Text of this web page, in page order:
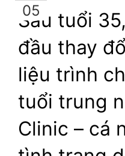
05
Sau tuổi
đầu thay
liệu trình
tuổi trung
Clinic – cá